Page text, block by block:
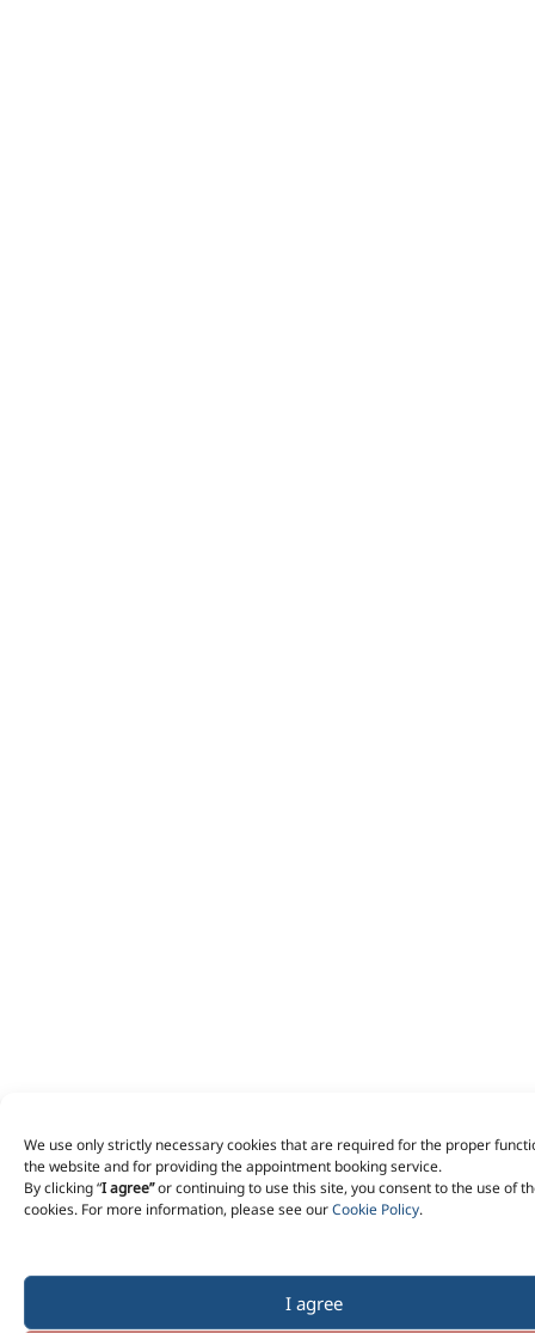
We use only strictly necessary cookies that are required for the proper
the website and for providing the appointment booking service.
By clicking “I agree”or continuing to use this site, you consent to the use of
cookies. For more information, please see ourCookie Policy.
I agree